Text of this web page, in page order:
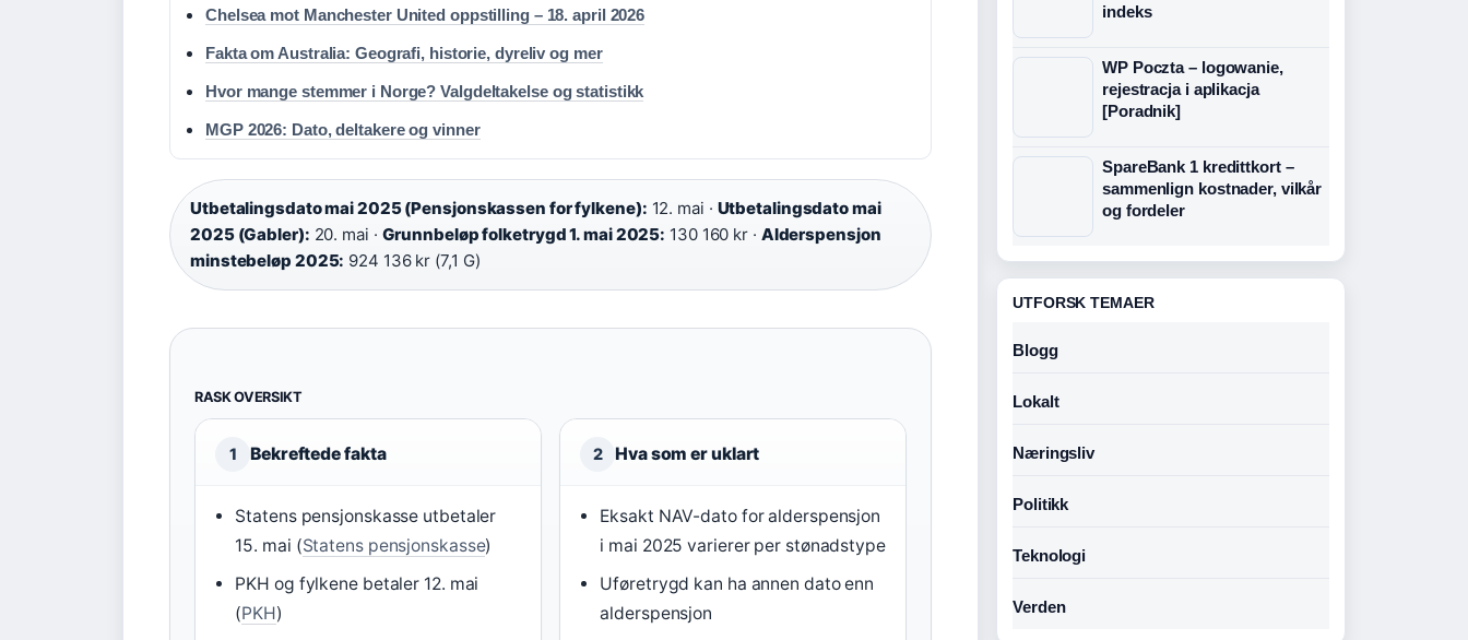
Chelsea mot Manchester United oppstilling – 18. april 2026
Fakta om Australia: Geografi, historie, dyreliv og mer
Hvor mange stemmer i Norge? Valgdeltakelse og statistikk
MGP 2026: Dato, deltakere og vinner
Utbetalingsdato mai 2025 (Pensjonskassen for fylkene): 12. mai · Utbetalingsdato mai
2025 (Gabler): 20. mai · Grunnbeløp folketrygd 1. mai 2025: 130 160 kr · Alderspensjon
minstebeløp 2025: 924 136 kr (7,1 G)
RASK OVERSIKT
1 Bekreftede fakta
Statens pensjonskasse utbetaler
15. mai (Statens pensjonskasse)
PKH og fylkene betaler 12. mai
(PKH)
2 Hva som er uklart
Eksakt NAV-dato for alderspensjon
i mai 2025 varierer per stønadstype
Uføretrygd kan ha annen dato enn
alderspensjon
indeks
WP Poczta – logowanie,
rejestracja i aplikacja
[Poradnik]
SpareBank 1 kredittkort –
sammenlign kostnader, vilkår
og fordeler
UTFORSK TEMAER
Blogg
Lokalt
Næringsliv
Politikk
Teknologi
Verden